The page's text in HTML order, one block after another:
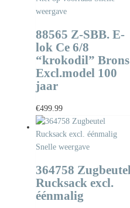
weergave
88565 Z-SBB. E-
lok Ce 6/8
“krokodil” Brons
Excl.model 100
jaar
€499.99
Snelle weergave
364758 Zugbeutel
Rucksack excl.
éénmalig